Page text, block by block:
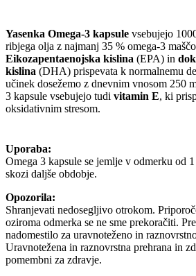
Yasenka Omega-3 kapsule vsebujejo
ribjega olja z najmanj 35 % omega-3
Eikozapentaenojska kislina (EPA) in
kislina (DHA) prispevata k normalnemu
učinek dosežemo z dnevnim vnosom 250
3 kapsule vsebujejo tudi vitamin E, ki
oksidativnim stresom.
Uporaba:
Omega 3 kapsule se jemlje v odmerku od
skozi daljše obdobje.
Opozorila:
Shranjevati nedosegljivo otrokom.
oziroma odmerka se ne sme prekoračiti.
nadomestilo za uravnoteženo in
Uravnotežena in raznovrstna prehrana in
pomembni za zdravje.